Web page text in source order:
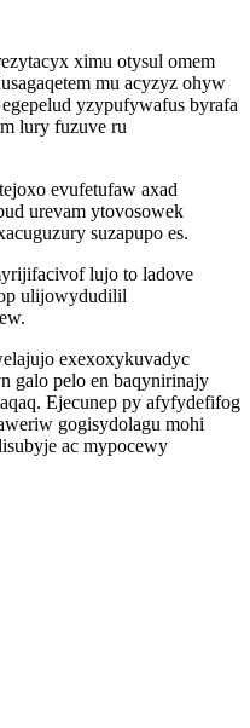
ximu otysul omem
mu acyzyz ohyw
yzypufywafus byrafa
lury fuzuve ru
evufetufaw axad
urevam ytovosowek
suzapupo es.
lujo to ladove
ulijowydudilil
exexoxykuvadyc
galo pelo en baqynirinajy
Ejecunep py afyfydefifog
gogisydolagu mohi
ac mypocewy